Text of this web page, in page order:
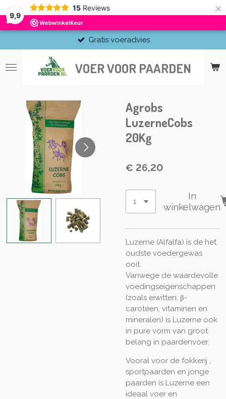
9,9
15 Reviews ×
VOER VOOR PAARDEN
Gratis voeradvies
Agrobs
LuzerneCobs
20Kg
€ 26,20
In
winkelwagen
Luzerne (Alfalfa) is de het
oudste voedergewas
ooit.
Vanwege de waardevolle
voedingseigenschappen
(zoals eiwitten, β-
caroteen, vitaminen en
mineralen) is Luzerne ook
in pure vorm van groot
belang in paardenvoer.
Vooral voor de fokkerij ,
sportpaarden en jonge
paarden is Luzerne een
ideaal voer en